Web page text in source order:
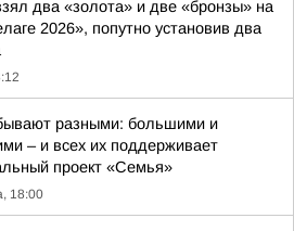
два «золота» и две «бронзы» на
2026», попутно установив два
разными: большими и
– и всех их поддерживает
проект «Семья»
18:00